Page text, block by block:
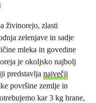
živinorejo, zlasti
zelenjave in sadje
mleka in govedine
je okoljsko najbolj
predstavlja največji
površine zemlje in
kar 3 kg hrane,